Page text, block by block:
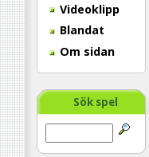
Videoklipp
Blandat
Om sidan
Sök spel